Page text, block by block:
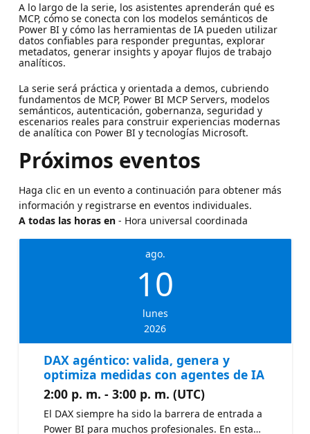
A lo largo de la serie, los asistentes aprenderán qué es
MCP, cómo se conecta con los modelos semánticos de
Power BI y cómo las herramientas de IA pueden utilizar
datos confiables para responder preguntas, explorar
metadatos, generar insights y apoyar flujos de trabajo
analíticos.
La serie será práctica y orientada a demos, cubriendo
fundamentos de MCP, Power BI MCP Servers, modelos
semánticos, autenticación, gobernanza, seguridad y
escenarios reales para construir experiencias modernas
de analítica con Power BI y tecnologías Microsoft.
Próximos eventos
Haga clic en un evento a continuación para obtener más
información y registrarse en eventos individuales.
A todas las horas en - Hora universal coordinada
ago.
10
lunes
2026
DAX agéntico: valida, genera y
optimiza medidas con agentes de IA
2:00 p. m. - 3:00 p. m. (UTC)
El DAX siempre ha sido la barrera de entrada a
Power BI para muchos profesionales. En esta